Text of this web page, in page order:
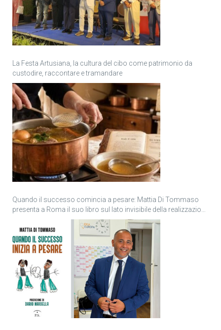
La Festa Artusiana, la cultura del cibo come patrimonio da
custodire, raccontare e tramandare
Quando il successo comincia a pesare: Mattia Di Tommaso
presenta a Roma il suo libro sul lato invisibile della realizzazione